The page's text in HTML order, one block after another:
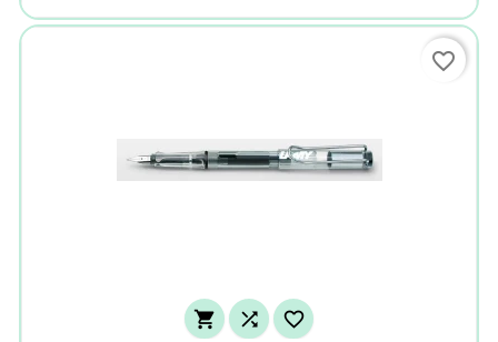
  
favorite_border